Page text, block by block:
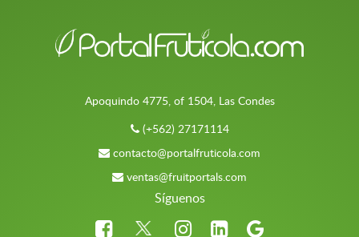
Apoquindo 4775, of 1504, Las Condes
(+562) 27171114
contacto@portalfruticola.com
ventas@fruitportals.com
Síguenos